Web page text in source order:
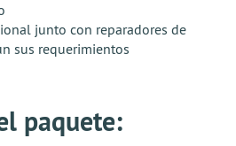
junto con reparadores de
sus requerimientos
paquete: